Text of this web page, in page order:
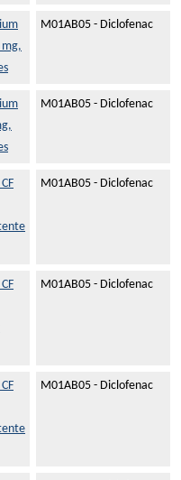
mg,
M01AB05 - Diclofenac
M01AB05 - Diclofenac
M01AB05 - Diclofenac
M01AB05 - Diclofenac
M01AB05 - Diclofenac